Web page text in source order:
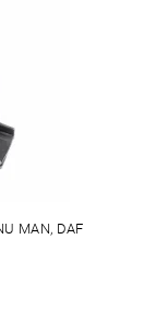
MAN, DAF